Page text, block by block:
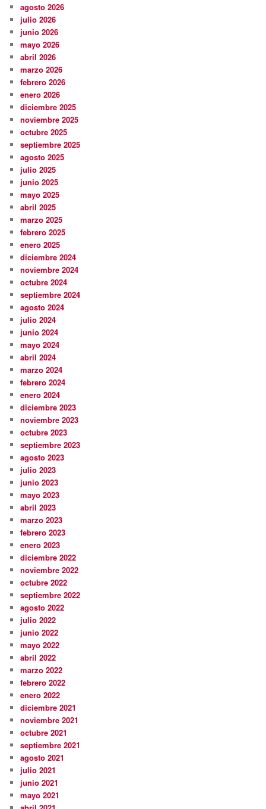
agosto 2026
julio 2026
junio 2026
mayo 2026
abril 2026
marzo 2026
febrero 2026
enero 2026
diciembre 2025
noviembre 2025
octubre 2025
septiembre 2025
agosto 2025
julio 2025
junio 2025
mayo 2025
abril 2025
marzo 2025
febrero 2025
enero 2025
diciembre 2024
noviembre 2024
octubre 2024
septiembre 2024
agosto 2024
julio 2024
junio 2024
mayo 2024
abril 2024
marzo 2024
febrero 2024
enero 2024
diciembre 2023
noviembre 2023
octubre 2023
septiembre 2023
agosto 2023
julio 2023
junio 2023
mayo 2023
abril 2023
marzo 2023
febrero 2023
enero 2023
diciembre 2022
noviembre 2022
octubre 2022
septiembre 2022
agosto 2022
julio 2022
junio 2022
mayo 2022
abril 2022
marzo 2022
febrero 2022
enero 2022
diciembre 2021
noviembre 2021
octubre 2021
septiembre 2021
agosto 2021
julio 2021
junio 2021
mayo 2021